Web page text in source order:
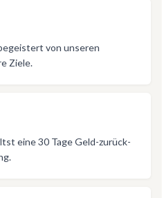
von unseren
Ziele.
eine 30 Tage Geld-zurück-